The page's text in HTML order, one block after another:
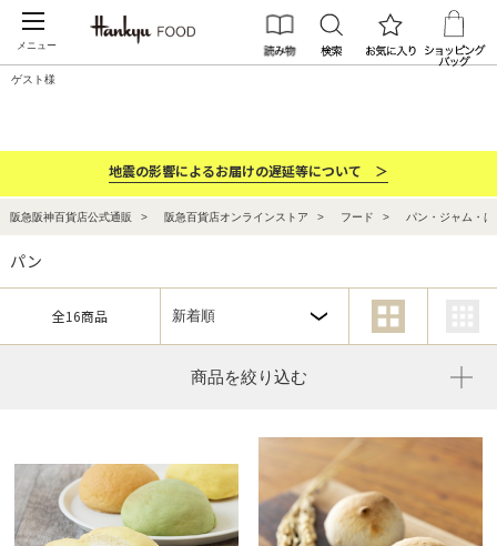
メニュー
ゲスト様
地震の影響によるお届けの遅延等について ＞
阪急阪神百貨店公式通販 阪急百貨店オンラインストア フード パン・ジャム・
商品を絞り込む
パン
全16商品